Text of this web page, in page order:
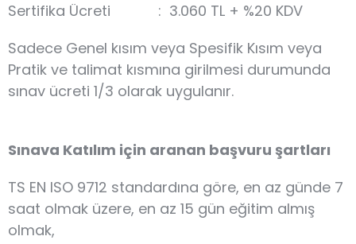
Sertifika Ücreti : 3.060 TL + %20 KDV
Sadece Genel kısım veya Spesifik Kısım veya
Pratik ve talimat kısmına girilmesi durumunda
sınav ücreti 1/3 olarak uygulanır.
Sınava Katılım için aranan başvuru şartları
TS EN ISO 9712 standardına göre, en az günde 7
saat olmak üzere, en az 15 gün eğitim almış
olmak,